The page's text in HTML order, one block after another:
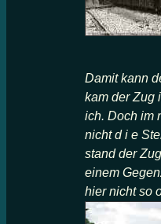
Damit kann
kam der Zug
ich. Doch im
nicht d i e
stand der
einem
hier nicht so